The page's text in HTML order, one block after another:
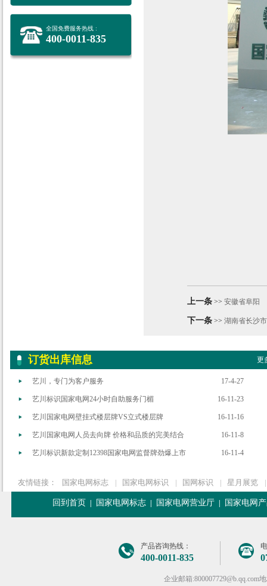
全国免费服务热线 :
400-0011-835
上一条>> 安徽省阜阳
下一条>> 湖南省长沙
订货出库信息 更
艺川，专门为客户服务 17-4-27
艺川标识国家电网24小时自助服务门楣 16-11-23
艺川国家电网壁挂式楼层牌VS立式楼层牌 16-11-16
艺川国家电网人员去向牌 价格和品质的完美结合 16-11-8
艺川标识新款定制12398国家电网监督牌劲爆上市 16-11-4
友情链接： 国家电网标志 | 国家电网标识 | 国网标识 | 星月展览 |
回到首页 国家电网标志 国家电网营业厅 国家电网
产品咨询热线：
400-0011-835
企业邮箱